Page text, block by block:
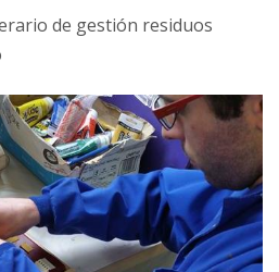
de gestión residuos